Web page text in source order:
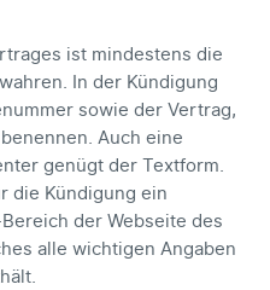
ist mindestens die
In der Kündigung
sowie der Vertrag,
Auch eine
genügt der Textform.
die Kündigung ein
der Webseite des
alle wichtigen Angaben